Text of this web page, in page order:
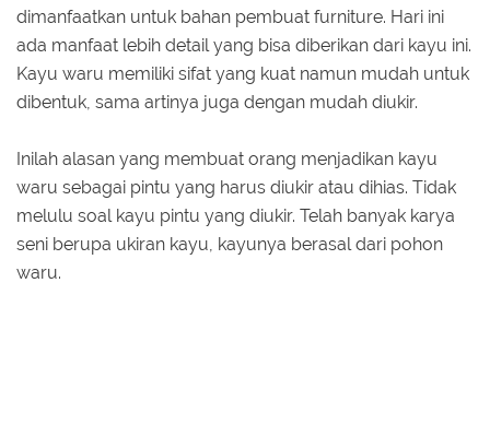
dimanfaatkan untuk bahan pembuat furniture. Hari ini
ada manfaat lebih detail yang bisa diberikan dari kayu ini.
Kayu waru memiliki sifat yang kuat namun mudah untuk
dibentuk, sama artinya juga dengan mudah diukir.
Inilah alasan yang membuat orang menjadikan kayu
waru sebagai pintu yang harus diukir atau dihias. Tidak
melulu soal kayu pintu yang diukir. Telah banyak karya
seni berupa ukiran kayu, kayunya berasal dari pohon
waru.